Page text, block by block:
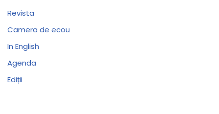
Revista
Camera de ecou
In English
Agenda
Ediții